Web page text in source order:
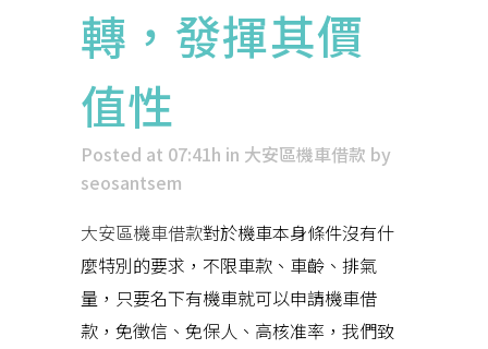
轉，發揮其價
值性
Posted at 07:41h in 大安區機車借款 by
seosantsem
大安區機車借款對於機車本身條件沒有什
麼特別的要求，不限車款、車齡、排氣
量，只要名下有機車就可以申請機車借
款，免徵信、免保人、高核准率，我們致